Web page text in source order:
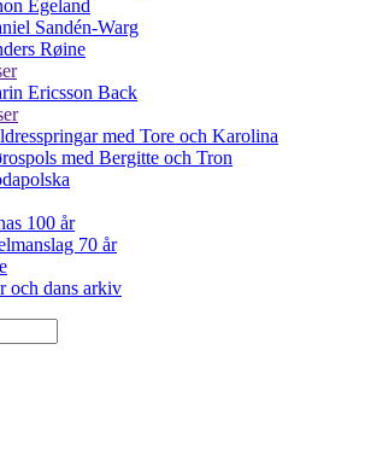
Egeland
Sandén-Warg
Røine
Ericsson Back
med Tore och Karolina
med Bergitte och Tron
100 år
70 år
och dans arkiv